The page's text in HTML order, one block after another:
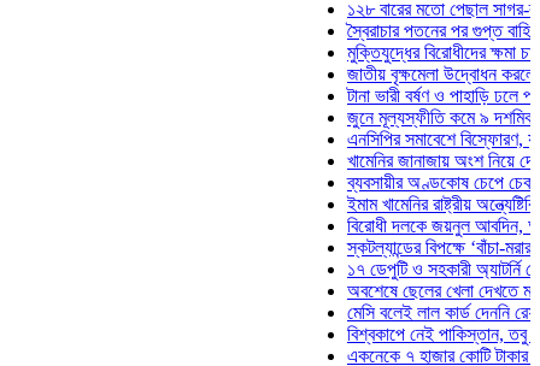
১২৮ বারের মতো পেছাল সাগর-রুনি
স্বৈরাচার পতনের পর গুপ্ত বাহিনীর
মুক্তিযুদ্ধের বিরোধীদের ক্ষমা চাইতে
জাতীয় বৃক্ষমেলা উদ্বোধন করলেন
টানা ভারী বর্ষণ ও পাহাড়ি ঢলে
জুনে মূল্যস্ফীতি কমে ৯ দশমিক ১৬
এনসিপির সমাবেশে বিস্ফোরণ,
খামেনির জানাজায় অংশ নিয়ে দেশে
ব্যবসায়ীর অণ্ডকোষ চেপে চেক-
ইমাম খামেনির রাষ্ট্রীয়
বিরোধী দলকে জয়নুল আবদিন,
স্কটল্যান্ডের বিপক্ষে ‘বাঁচা-মরার
১৭ ডেপুটি ও সহকারী অ্যাটর্নি
অবশেষে ছেলের খেলা দেখতে মাঠে
মেসি বলেই লাল কার্ড দেননি রেফারি!
বিশ্বকাপে নেই পাকিস্তান, তবু
একনেকে ৭ হাজার কোটি টাকার ৫